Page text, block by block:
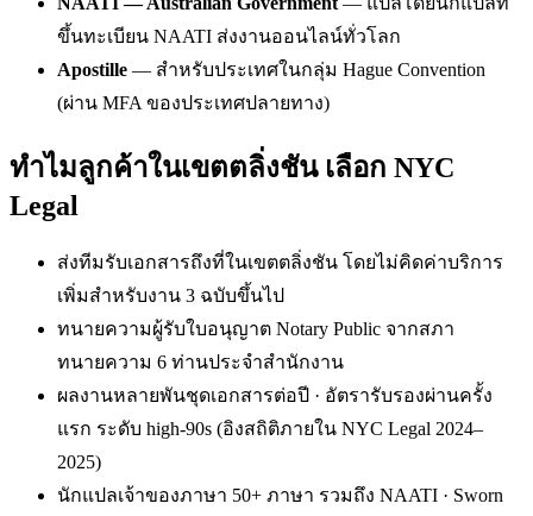
ขึ้นทะเบียน NAATI ส่งงานออนไลน์ทั่วโลก
Apostille — สำหรับประเทศในกลุ่ม Hague Convention
(ผ่าน MFA ของประเทศปลายทาง)
ทำไมลูกค้าในเขตตลิ่งชัน เลือก NYC
Legal
ส่งทีมรับเอกสารถึงที่ในเขตตลิ่งชัน โดยไม่คิดค่าบริการ
เพิ่มสำหรับงาน 3 ฉบับขึ้นไป
ทนายความผู้รับใบอนุญาต Notary Public จากสภา
ทนายความ 6 ท่านประจำสำนักงาน
ผลงานหลายพันชุดเอกสารต่อปี · อัตรารับรองผ่านครั้ง
แรก ระดับ high-90s (อิงสถิติภายใน NYC Legal 2024–
2025)
นักแปลเจ้าของภาษา 50+ ภาษา รวมถึง NAATI · Sworn